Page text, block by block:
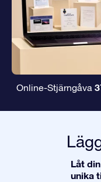
Online-Stjärngåva
Låt
unika